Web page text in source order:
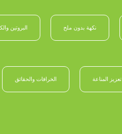
نكهة بدون ملح البروتين
تعزيز المناعة الخرافات والحقائق